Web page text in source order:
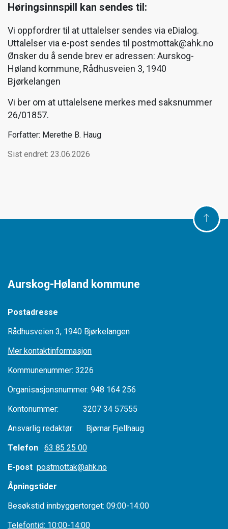
Høringsinnspill kan sendes til:
Vi oppfordrer til at uttalelser sendes via eDialog.
Uttalelser via e-post sendes til postmottak@ahk.no
Ønsker du å sende brev er adressen: Aurskog-
Høland kommune, Rådhusveien 3, 1940
Bjørkelangen
Vi ber om at uttalelsene merkes med saksnummer
26/01857.
Forfatter: Merethe B. Haug
Sist endret: 23.06.2026
Aurskog-Høland kommune
Postadresse
Rådhusveien 3, 1940 Bjørkelangen
Mer kontaktinformasjon
Kommunenummer: 3226
Organisasjonsnummer: 948 164 256
Kontonummer: 3207 34 57555
Ansvarlig redaktør: Bjørnar Fjellhaug
Telefon 63 85 25 00
E-post postmottak@ahk.no
Åpningstider
Besøkstid innbyggertorget: 09:00-14:00
Telefontid: 10:00-14:00